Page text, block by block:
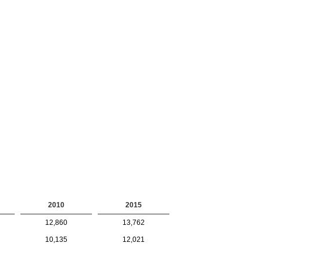
2010 2015
12,860 13,762
10,135 12,021